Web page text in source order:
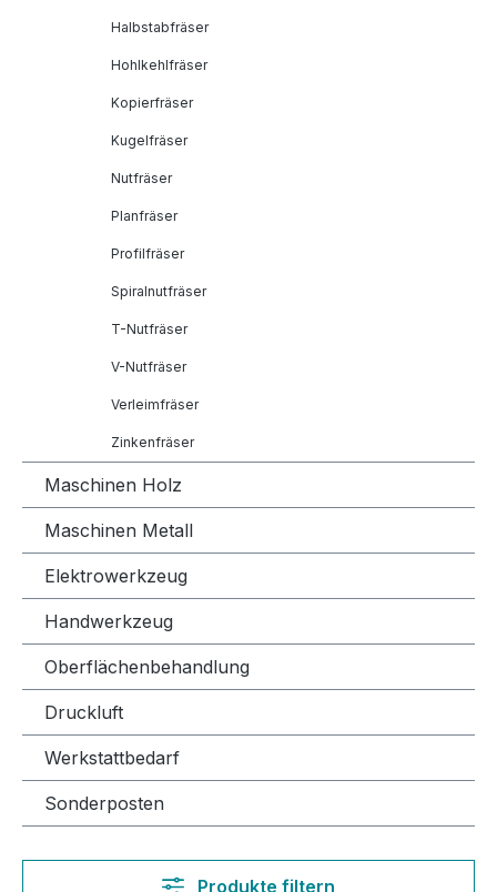
Halbstabfräser
Hohlkehlfräser
Kopierfräser
Kugelfräser
Nutfräser
Planfräser
Profilfräser
Spiralnutfräser
T-Nutfräser
V-Nutfräser
Verleimfräser
Zinkenfräser
Maschinen Holz
Maschinen Metall
Elektrowerkzeug
Handwerkzeug
Oberflächenbehandlung
Druckluft
Werkstattbedarf
Sonderposten
Produkte filtern